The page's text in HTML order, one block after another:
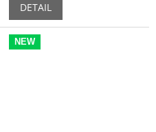
DETAIL
NEW